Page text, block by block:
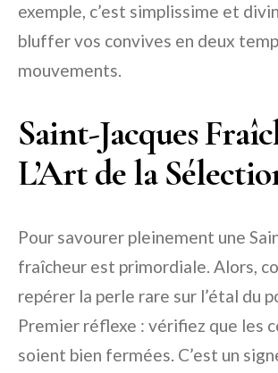
exemple, c’est simplissime et
bluffer vos convives en deux
mouvements.
Saint-Jacques
L’Art de la
Pour savourer pleinement une
fraîcheur est primordiale. Alors,
repérer la perle rare sur l’étal du
Premier réflexe : vérifiez que les
soient bien fermées. C’est un